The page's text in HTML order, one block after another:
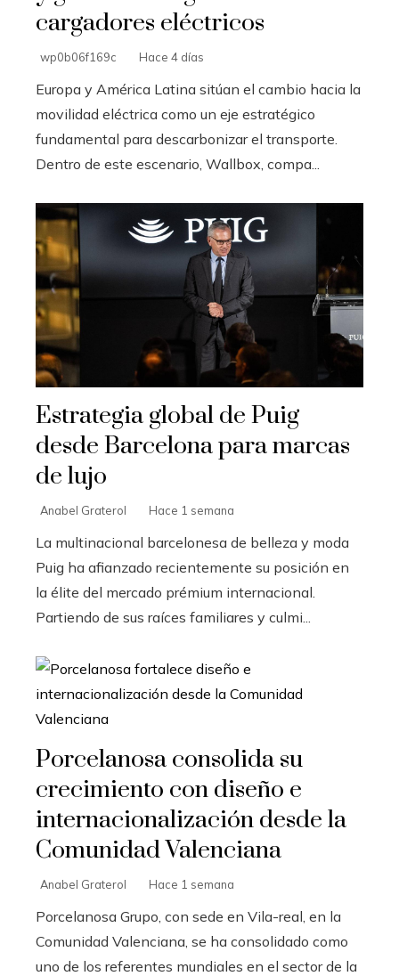
cargadores eléctricos
wp0b06f169c Hace 4 días
Europa y América Latina sitúan el cambio hacia la
movilidad eléctrica como un eje estratégico
fundamental para descarbonizar el transporte.
Dentro de este escenario, Wallbox, compa...
Estrategia global de Puig
desde Barcelona para marcas
de lujo
Anabel Graterol Hace 1 semana
La multinacional barcelonesa de belleza y moda
Puig ha afianzado recientemente su posición en
la élite del mercado prémium internacional.
Partiendo de sus raíces familiares y culmi...
Porcelanosa consolida su
crecimiento con diseño e
internacionalización desde la
Comunidad Valenciana
Anabel Graterol Hace 1 semana
Porcelanosa Grupo, con sede en Vila-real, en la
Comunidad Valenciana, se ha consolidado como
uno de los referentes mundiales en el sector de la